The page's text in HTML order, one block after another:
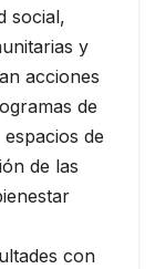
social,
y
acciones
de
de
de las
con